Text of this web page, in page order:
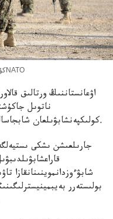
اۋعانستانداعى ناتو كۇشتەرى.ناتوو: NAكۇشتەرىفوتوNATO
اۋعانستاننىڭ ورتالىق
ناتوىل
كولىكپەنشابۋىلعان شابجاسالىپلدەگى تال4باداميىم وقازاينىناتاپتىان.
جارىلعىشن ىشكى
شابۋءوزدانموينىنانقازا
بولىستەرر